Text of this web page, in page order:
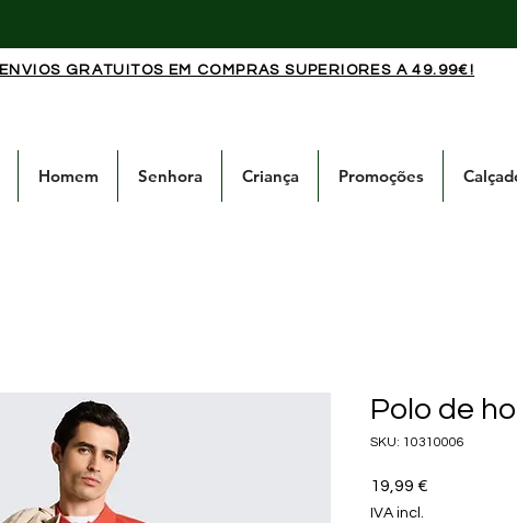
ENVIOS GRATUITOS EM COMPRAS SUPERIORES A 49.99€!
Homem Senhora Criança Promoções
Polo de
SKU: 10310006
19,99 €
IVA incl.